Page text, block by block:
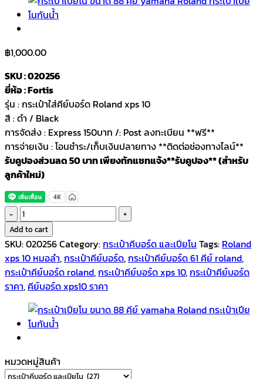
฿1,000.00
SKU : 020256
ยี่ห้อ : Fortis
รุ่น : กระเป๋าใส่คีย์บอร์ด Roland xps 10
สี : ดำ / Black
การจัดส่ง : Express 150บาท /: Post ลงทะเบียน **ฟรี**
การจ่ายเงิน : โอนชำระ/เก็บเงินปลายทาง **ติดต่อช่องทางไลน์**
รับคูปองส่วนลด 50 บาท เพียงทักแชทแจ้ง**รับคูปอง** (สำหรับ
ลูกค้าใหม่)
Fortis
กระเป๋า
คีย์บอร์ด
61
คีย์
Roland
สีดำ
Keyboard
case
Add to cart
SKU:020256Category:กระเป๋าคีบอร์ด และเปียโน Tags: Roland
xps 10 หมอลำ,กระเป๋าคีย์บอร์ด,กระเป๋าคีย์บอร์ด 61 คีย์ roland,
กระเป๋าคีย์บอร์ด roland,กระเป๋าคีย์บอร์ด xps 10,กระเป๋าคีย์บอร์ด
ราคา, คีย์บอร์ด xps10 ราคา
หมวดหมู่สินค้า